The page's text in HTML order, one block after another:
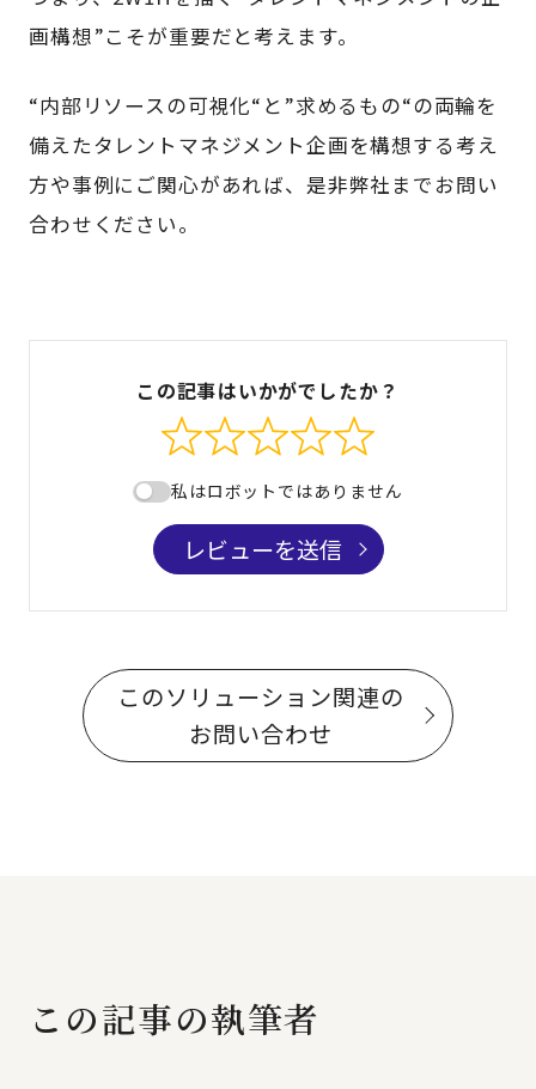
画構想”こそが重要だと考えます。
“内部リソースの可視化“と”求めるもの“の両輪を
備えたタレントマネジメント企画を構想する考え
方や事例にご関心があれば、是非弊社までお問い
合わせください。
この記事はいかがでしたか？
私はロボットではありません
レビューを送信
このソリューション関連の
お問い合わせ
この記事の執筆者